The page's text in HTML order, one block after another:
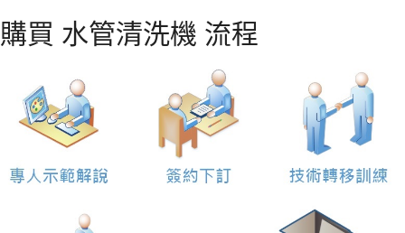
購買 水管清洗機 流程